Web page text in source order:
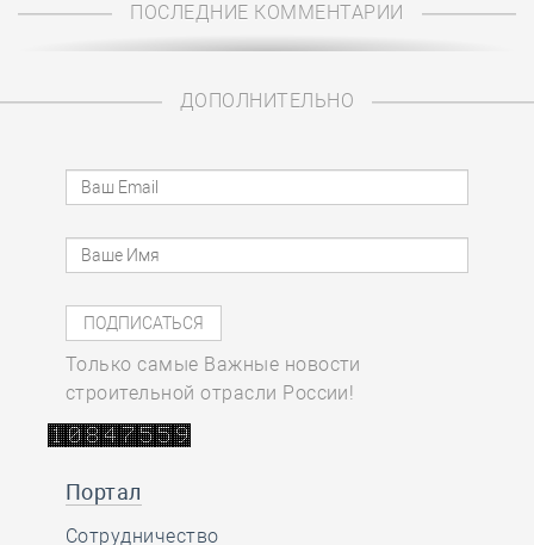
ПОСЛЕДНИЕ КОММЕНТАРИИ
ДОПОЛНИТЕЛЬНО
Только самые Важные новости
строительной отрасли России!
Портал
Сотрудничество